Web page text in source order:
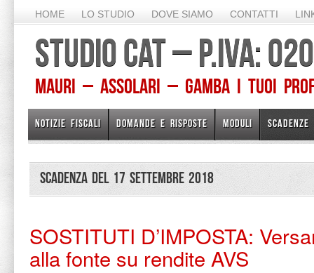
HOME LO STUDIO DOVE SIAMO CONTATTI
STUDIO CAT – P.IVA:
Mauri – Assolari – Gamba I TUOI
NOTIZIE FISCALI DOMANDE E RISPOSTE MODULI SCADENZE
Scadenza del 17 Settembre 2018
SOSTITUTI D’IMPOSTA:
alla fonte su rendite AVS